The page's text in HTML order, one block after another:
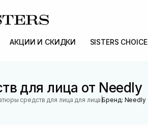
АКЦИИ И СКИДКИ SISTERS CHOICE
для лица от Needly
средств для лица для лица |Бренд: Needly